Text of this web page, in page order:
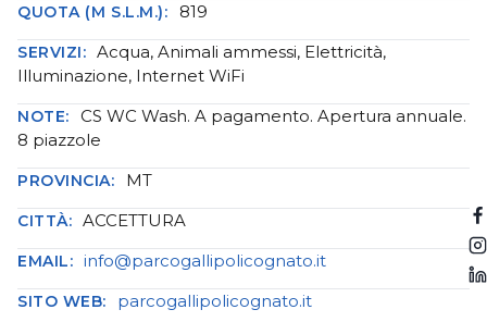
QUOTA (M S.L.M.): 819
SERVIZI: Acqua, Animali ammessi, Elettricità,
Illuminazione, Internet WiFi
NOTE:
CS WC Wash. A pagamento. Apertura annuale.
8 piazzole
PROVINCIA: MT
CITTÀ: ACCETTURA
EMAIL: info@parcogallipolicognato.it
SITO WEB: parcogallipolicognato.it